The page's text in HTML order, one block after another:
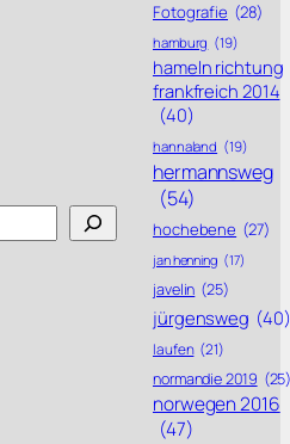
Fotografie (28)
hamburg (19)
hameln richtung
frankfreich 2014
(40)
hannaland (19)
hermannsweg
(54)
hochebene (27)
jan henning (17)
javelin (25)
jürgensweg (40)
laufen (21)
normandie 2019
norwegen 2016
(47)